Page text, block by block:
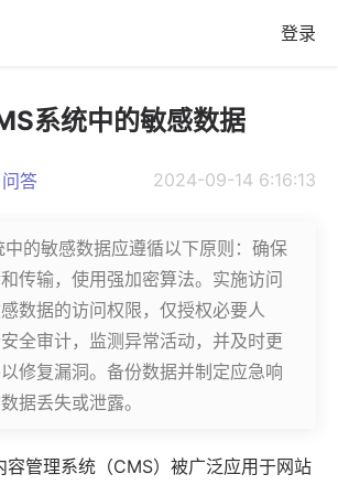
登录
系统中的敏感数据
问答 2024-09-14 6:16:13
的敏感数据应遵循以下原则：确保
传输，使用强加密算法。实施访问
数据的访问权限，仅授权必要人
全审计，监测异常活动，并及时更
修复漏洞。备份数据并制定应急响
据丢失或泄露。
容管理系统 （CMS）被广泛应用于网站